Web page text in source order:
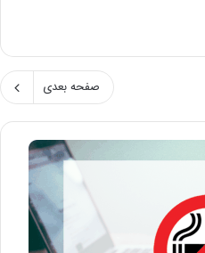
صفحه بعدی